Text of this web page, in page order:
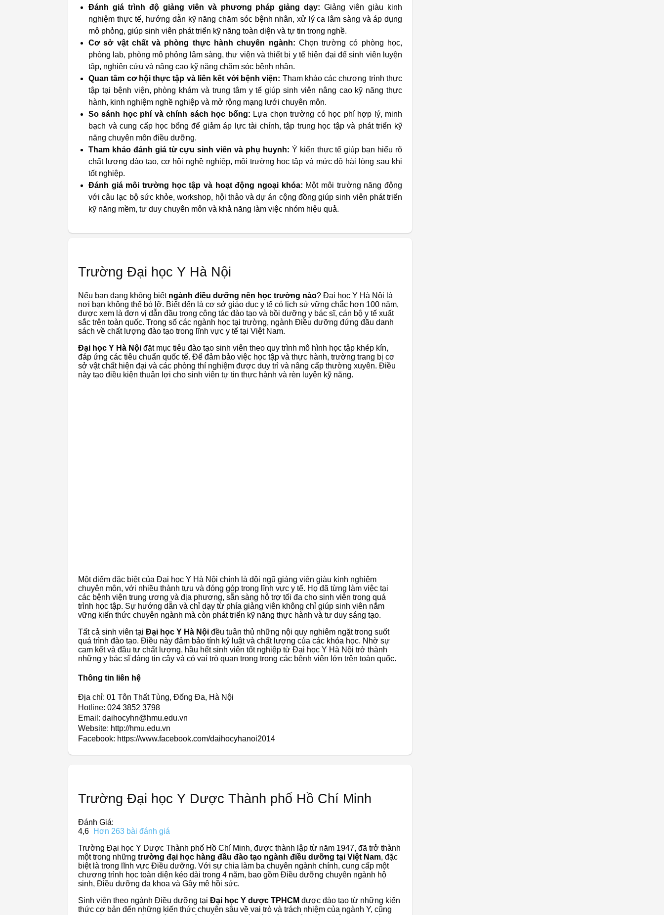
Đánh giá trình độ giảng viên và phương pháp giảng dạy: Giảng viên giàu kinh
nghiệm thực tế, hướng dẫn kỹ năng chăm sóc bệnh nhân, xử lý ca lâm sàng và áp dụng
mô phỏng, giúp sinh viên phát triển kỹ năng toàn diện và tự tin trong nghề.
Cơ sở vật chất và phòng thực hành chuyên ngành: Chọn trường có phòng học,
phòng lab, phòng mô phỏng lâm sàng, thư viện và thiết bị y tế hiện đại để sinh viên luyện
tập, nghiên cứu và nâng cao kỹ năng chăm sóc bệnh nhân.
Quan tâm cơ hội thực tập và liên kết với bệnh viện: Tham khảo các chương trình thực
tập tại bệnh viện, phòng khám và trung tâm y tế giúp sinh viên nâng cao kỹ năng thực
hành, kinh nghiệm nghề nghiệp và mở rộng mạng lưới chuyên môn.
So sánh học phí và chính sách học bổng: Lựa chọn trường có học phí hợp lý, minh
bạch và cung cấp học bổng để giảm áp lực tài chính, tập trung học tập và phát triển kỹ
năng chuyên môn điều dưỡng.
Tham khảo đánh giá từ cựu sinh viên và phụ huynh: Ý kiến thực tế giúp bạn hiểu rõ
chất lượng đào tạo, cơ hội nghề nghiệp, môi trường học tập và mức độ hài lòng sau khi
tốt nghiệp.
Đánh giá môi trường học tập và hoạt động ngoại khóa: Một môi trường năng động
với câu lạc bộ sức khỏe, workshop, hội thảo và dự án cộng đồng giúp sinh viên phát triển
kỹ năng mềm, tư duy chuyên môn và khả năng làm việc nhóm hiệu quả.
Trường Đại học Y Hà Nội
Nếu bạn đang không biết ngành điều dưỡng nên học trường nào? Đại học Y Hà Nội là
nơi bạn không thể bỏ lỡ. Biết đến là cơ sở giáo dục y tế có lịch sử vững chắc hơn 100 năm,
được xem là đơn vị dẫn đầu trong công tác đào tạo và bồi dưỡng y bác sĩ, cán bộ y tế xuất
sắc trên toàn quốc. Trong số các ngành học tại trường, ngành Điều dưỡng đứng đầu danh
sách về chất lượng đào tạo trong lĩnh vực y tế tại Việt Nam.
Đại học Y Hà Nội đặt mục tiêu đào tạo sinh viên theo quy trình mô hình học tập khép kín,
đáp ứng các tiêu chuẩn quốc tế. Để đảm bảo việc học tập và thực hành, trường trang bị cơ
sở vật chất hiện đại và các phòng thí nghiệm được duy trì và nâng cấp thường xuyên. Điều
này tạo điều kiện thuận lợi cho sinh viên tự tin thực hành và rèn luyện kỹ năng.
Một điểm đặc biệt của Đại học Y Hà Nội chính là đội ngũ giảng viên giàu kinh nghiệm
chuyên môn, với nhiều thành tựu và đóng góp trong lĩnh vực y tế. Họ đã từng làm việc tại
các bệnh viện trung ương và địa phương, sẵn sàng hỗ trợ tối đa cho sinh viên trong quá
trình học tập. Sự hướng dẫn và chỉ dạy từ phía giảng viên không chỉ giúp sinh viên nắm
vững kiến thức chuyên ngành mà còn phát triển kỹ năng thực hành và tư duy sáng tạo.
Tất cả sinh viên tại Đại học Y Hà Nội đều tuân thủ những nội quy nghiêm ngặt trong suốt
quá trình đào tạo. Điều này đảm bảo tính kỷ luật và chất lượng của các khóa học. Nhờ sự
cam kết và đầu tư chất lượng, hầu hết sinh viên tốt nghiệp từ Đại học Y Hà Nội trở thành
những y bác sĩ đáng tin cậy và có vai trò quan trọng trong các bệnh viện lớn trên toàn quốc.
Thông tin liên hệ
Địa chỉ: 01 Tôn Thất Tùng, Ðống Ða, Hà Nội
Hotline: 024 3852 3798
Email: daihocyhn@hmu.edu.vn
Website: http://hmu.edu.vn
Facebook: https://www.facebook.com/daihocyhanoi2014
Trường Đại học Y Dược Thành phố Hồ Chí Minh
Đánh Giá:
4,6
Hơn 263 bài đánh giá
Trường Đại học Y Dược Thành phố Hồ Chí Minh, được thành lập từ năm 1947, đã trở thành
một trong những trường đại học hàng đầu đào tạo ngành điều dưỡng tại Việt Nam, đặc
biệt là trong lĩnh vực Điều dưỡng. Với sự chia làm ba chuyên ngành chính, cung cấp một
chương trình học toàn diện kéo dài trong 4 năm, bao gồm Điều dưỡng chuyên ngành hộ
sinh, Điều dưỡng đa khoa và Gây mê hồi sức.
Sinh viên theo ngành Điều dưỡng tại Đại học Y dược TPHCM được đào tạo từ những kiến
thức cơ bản đến những kiến thức chuyên sâu về vai trò và trách nhiệm của ngành Y, cũng